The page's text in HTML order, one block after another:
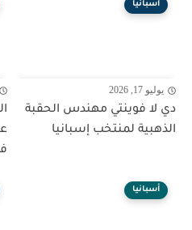
أسبانيا
يوليو 17, 2026
دي لا فوينتي مهندس الحقبة
الذهبية لمنتخب إسبانيا
أسبانيا